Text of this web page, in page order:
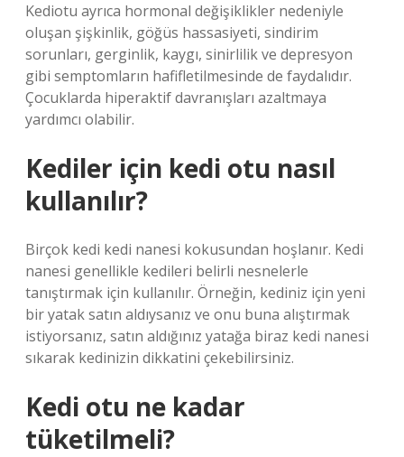
Kediotu ayrıca hormonal değişiklikler nedeniyle
oluşan şişkinlik, göğüs hassasiyeti, sindirim
sorunları, gerginlik, kaygı, sinirlilik ve depresyon
gibi semptomların hafifletilmesinde de faydalıdır.
Çocuklarda hiperaktif davranışları azaltmaya
yardımcı olabilir.
Kediler için kedi otu nasıl
kullanılır?
Birçok kedi kedi nanesi kokusundan hoşlanır. Kedi
nanesi genellikle kedileri belirli nesnelerle
tanıştırmak için kullanılır. Örneğin, kediniz için yeni
bir yatak satın aldıysanız ve onu buna alıştırmak
istiyorsanız, satın aldığınız yatağa biraz kedi nanesi
sıkarak kedinizin dikkatini çekebilirsiniz.
Kedi otu ne kadar
tüketilmeli?